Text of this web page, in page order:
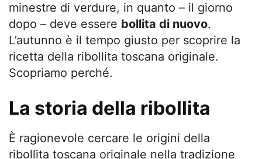
minestre di verdure, in quanto – il giorno
dopo – deve essere bollita di nuovo.
L’autunno è il tempo giusto per scoprire la
ricetta della ribollita toscana originale.
Scopriamo perché.
La storia della ribollita
È ragionevole cercare le origini della
ribollita toscana originale nella tradizione